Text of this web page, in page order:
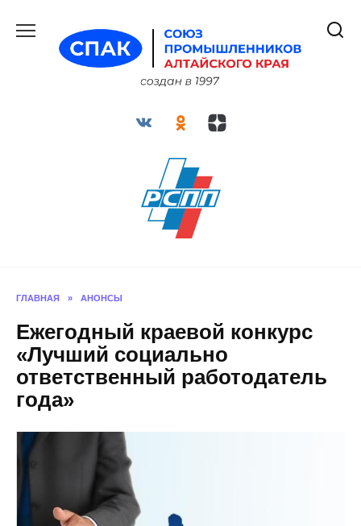
содержанию
ГЛАВНАЯ » АНОНСЫ
Ежегодный краевой конкурс
«Лучший социально
ответственный работодатель
года»